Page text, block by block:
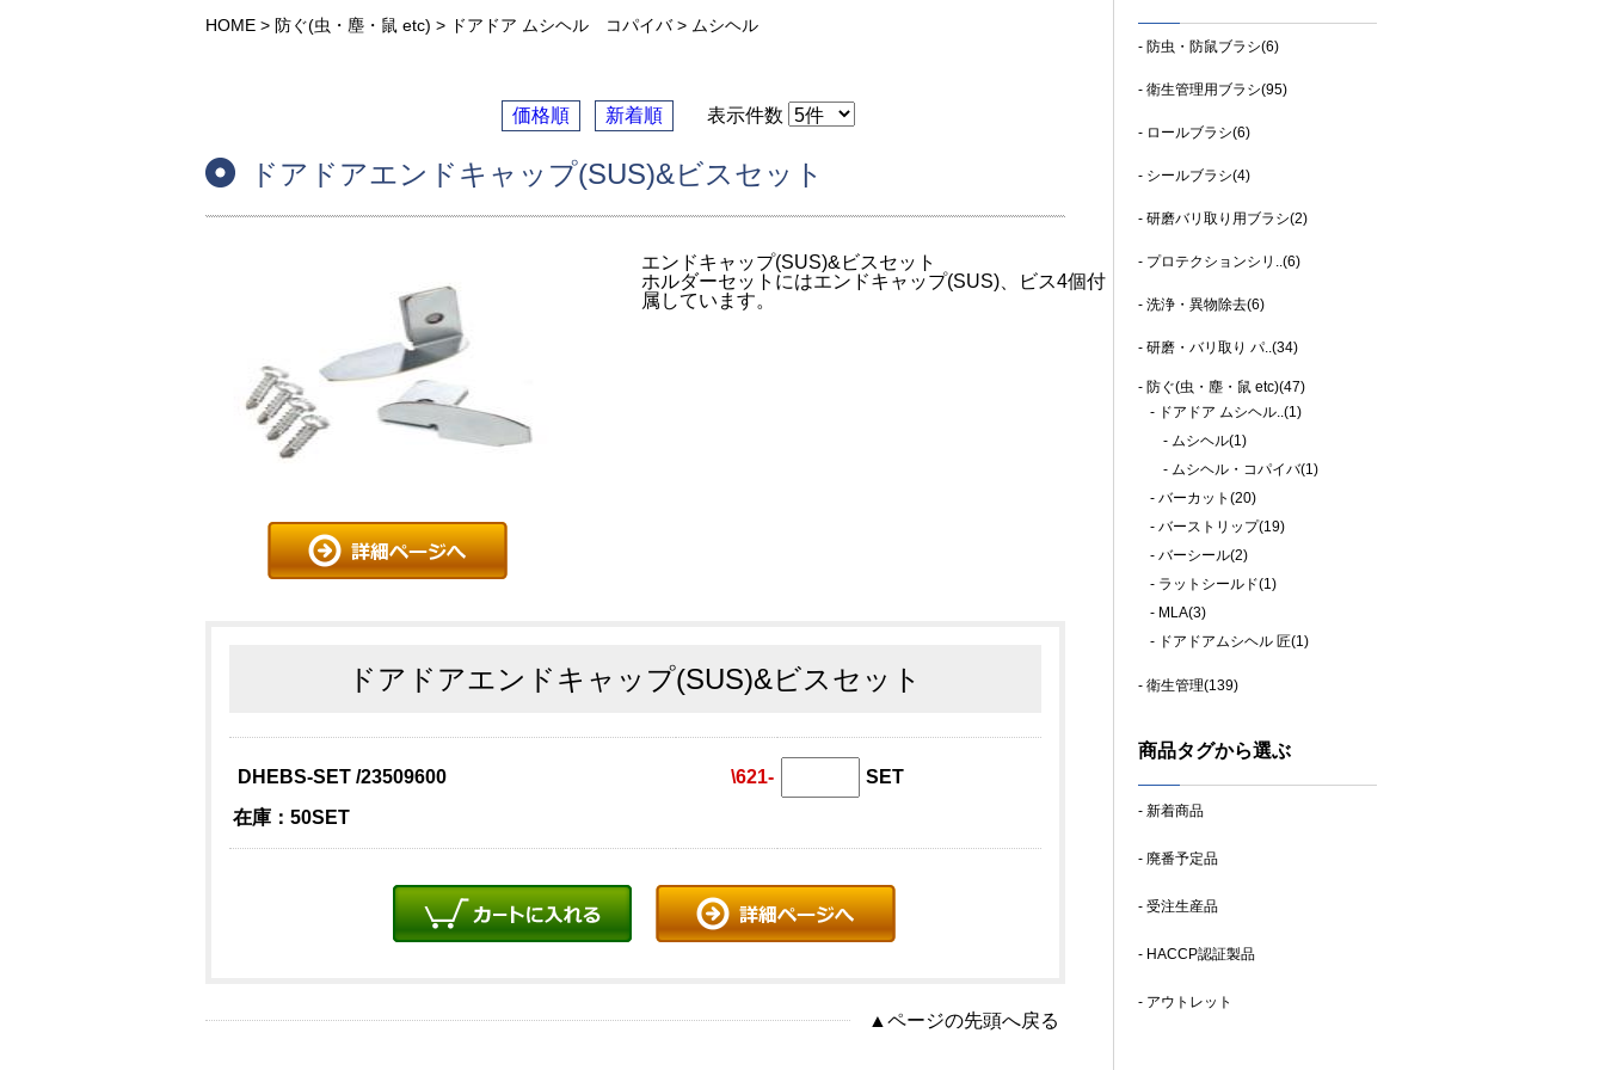
HOME> 防ぐ(虫・塵・鼠 etc) > ドアドア ムシヘル コパイバ> ムシヘル
価格順 新着順 表示件数
ドアドアエンドキャップ(SUS)&ビスセット
エンドキャップ(SUS)&ビスセット
ホルダーセットにはエンドキャップ(SUS)、ビス4個付
属しています。
ドアドアエンドキャップ(SUS)&ビスセット
DHEBS-SET /23509600
在庫：50SET
\621- SET
▲ページの先頭へ戻る
防虫・防鼠ブラシ(6)
衛生管理用ブラシ(95)
ロールブラシ(6)
シールブラシ(4)
研磨バリ取り用ブラシ(2)
プロテクションシリ..(6)
洗浄・異物除去(6)
研磨・バリ取り パ..(34)
防ぐ(虫・塵・鼠 etc)(47)
ドアドア ムシヘル..(1)
ムシヘル(1)
ムシヘル・コパイバ(1)
バーカット(20)
バーストリップ(19)
バーシール(2)
ラットシールド(1)
MLA(3)
ドアドアムシヘル 匠(1)
衛生管理(139)
商品タグから選ぶ
- 新着商品
- 廃番予定品
- 受注生産品
- HACCP認証製品
- アウトレット